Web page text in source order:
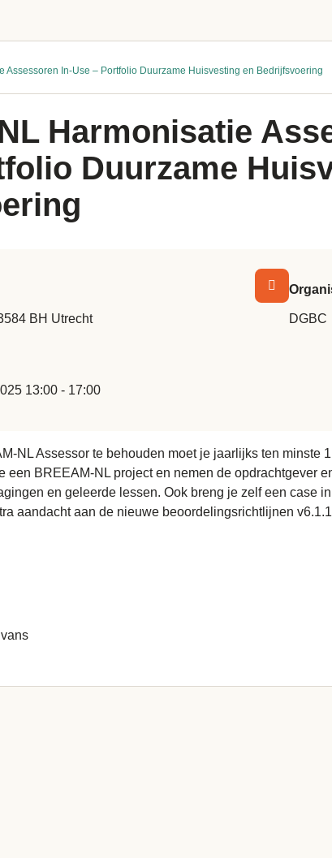
Assessoren In-Use – Portfolio Duurzame Huisvesting en Bedrijfsvoering
Harmonisatie
Duurzame
BH Utrecht
13:00 - 17:00
DGBC
NLAssessor te behouden moet je jaarlijks ten minste
een BREEAM-NL project en nemen de opdrachtgever
en geleerde lessen. Ook breng je zelf een case
aandacht aan de nieuwe beoordelingsrichtlijnen